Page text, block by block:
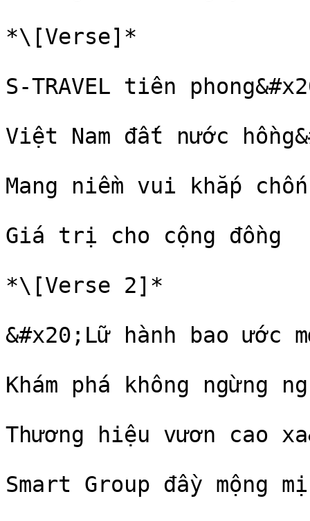
*\[Verse]*
S-TRAVEL tiên
Việt Nam đất nước
Mang niềm vui khắp chốn
Giá trị cho cộng đồng
*\[Verse 2]*
&#x20;Lữ hành bao ước
Khám phá không ngừng
Thương hiệu vươn cao
Smart Group đầy mộng mị